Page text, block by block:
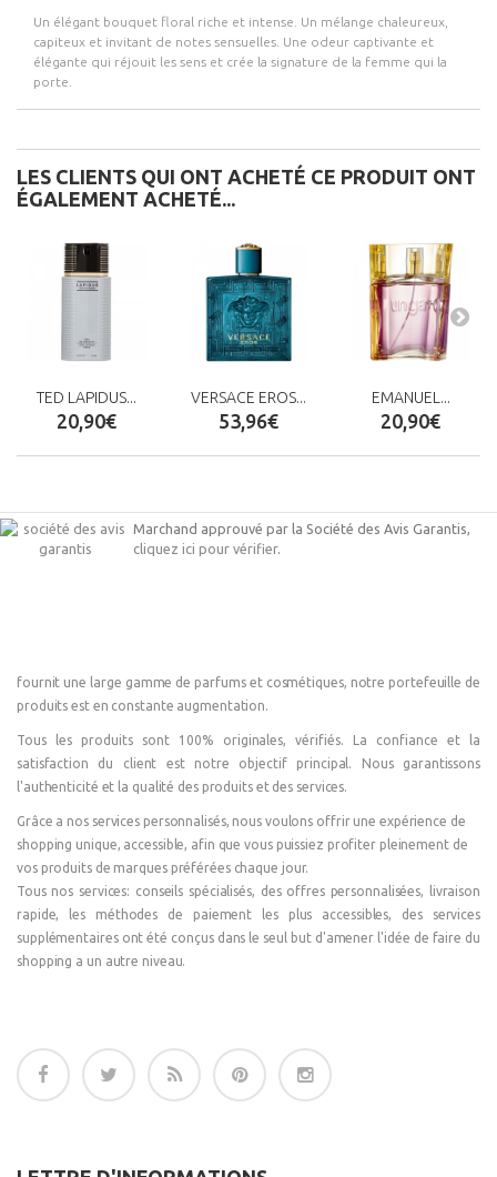
Un élégant bouquet floral riche et intense. Un mélange chaleureux,
capiteux et invitant de notes sensuelles. Une odeur captivante et
élégante qui réjouit les sens et crée la signature de la femme qui la
porte.
LES CLIENTS QUI ONT ACHETÉ CE PRODUIT ONT
ÉGALEMENT ACHETÉ...
TED LAPIDUS...
20,90€
VERSACE EROS...
53,96€
EMANUEL...
20,90€
Marchand approuvé par la Société des Avis Garantis,
cliquez ici pour vérifier.
fournit une large gamme de parfums et cosmétiques, notre portefeuille de
produits est en constante augmentation.
Tous les produits sont 100% originales, vérifiés. La confiance et la
satisfaction du client est notre objectif principal. Nous garantissons
l'authenticité et la qualité des produits et des services.
Grâce a nos services personnalisés, nous voulons offrir une expérience de
shopping unique, accessible, afin que vous puissiez profiter pleinement de
vos produits de marques préférées chaque jour.
Tous nos services: conseils spécialisés, des offres personnalisées, livraison
rapide, les méthodes de paiement les plus accessibles, des services
supplémentaires ont été conçus dans le seul but d'amener l'idée de faire du
shopping a un autre niveau.